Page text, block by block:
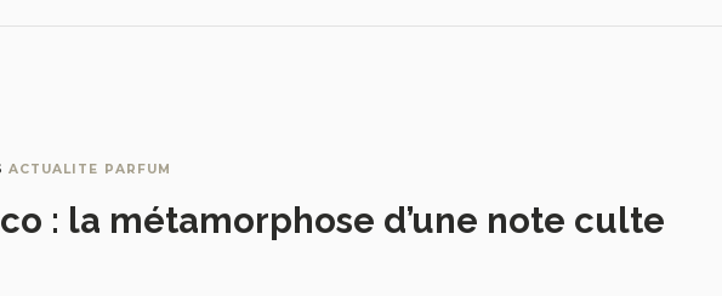
ACTUALITE PARFUM
: la métamorphose d’une note culte